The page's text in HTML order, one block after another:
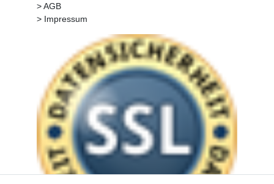
> AGB
> Impressum